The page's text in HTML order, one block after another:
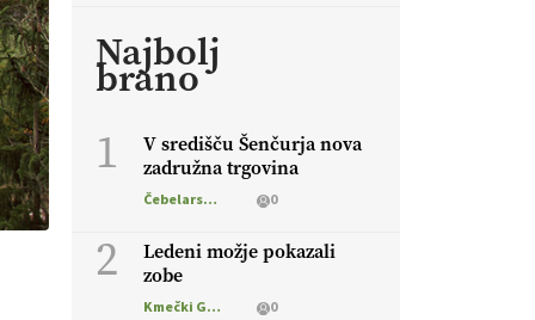
Najbolj
brano
1
V središču Šenčurja nova
zadružna trgovina
Čebelarstvo 0
2
Ledeni možje pokazali
zobe
Kmečki Glas 0